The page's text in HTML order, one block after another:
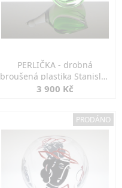
PERLIČKA - drobná
broušená plastika Stanislav
KLEMEŠ EXBOR
3 900 Kč
PRODÁNO